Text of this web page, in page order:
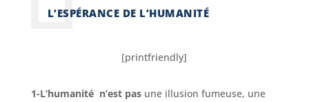
L’ESPÉRANCE DE L’HUMANITÉ
[printfriendly]
1-L’humanité n’est pas une illusion fumeuse, une